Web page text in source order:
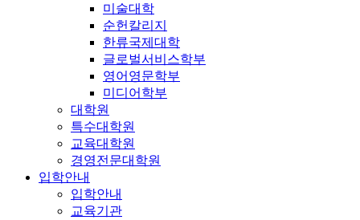
미술대학
순헌칼리지
한류국제대학
글로벌서비스학부
영어영문학부
미디어학부
대학원
특수대학원
교육대학원
경영전문대학원
입학안내
입학안내
교육기관